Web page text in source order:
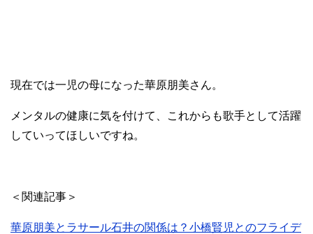
現在では一児の母になった華原朋美さん。
メンタルの健康に気を付けて、これからも歌手として活躍
していってほしいですね。
＜関連記事＞
華原朋美とラサール石井の関係は？小橋賢児とのフライデ